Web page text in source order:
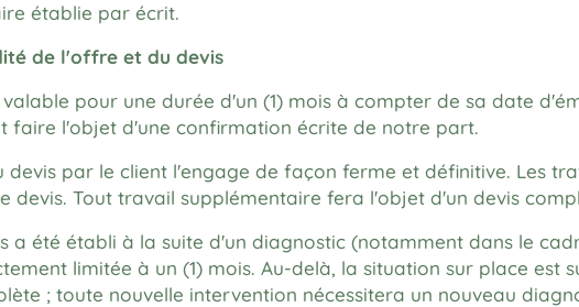
établie par écrit.
de l'offre et du devis
pour une durée d'un (1) mois à compter de sa date
faire l'objet d'une confirmation écrite de notre part.
devis par le client l'engage de façon ferme et définitive. Les
devis. Tout travail supplémentaire fera l'objet d'un devis
a été établi à la suite d'un diagnostic (notamment dans le
limitée à un (1) mois. Au-delà, la situation sur place est
; toute nouvelle intervention nécessitera un nouveau